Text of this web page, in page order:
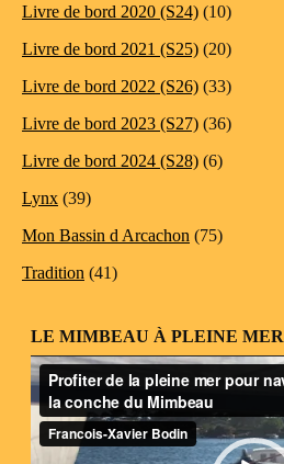
Livre de bord 2020 (S24) (10)
Livre de bord 2021 (S25) (20)
Livre de bord 2022 (S26) (33)
Livre de bord 2023 (S27) (36)
Livre de bord 2024 (S28) (6)
Lynx (39)
Mon Bassin d Arcachon (75)
Tradition (41)
LE MIMBEAU À PLEINE MER
Lecteur
vidéo